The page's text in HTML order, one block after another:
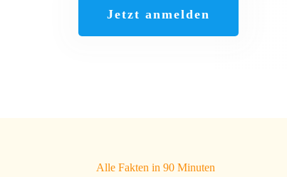
Jetzt anmelden
Alle Fakten in 90 Minuten